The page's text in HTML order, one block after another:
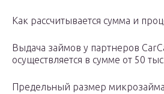
Как рассчитывается сумма и
Выдача займов у партнеров
осуществляется в сумме от 50
Предельный размер микрозайма